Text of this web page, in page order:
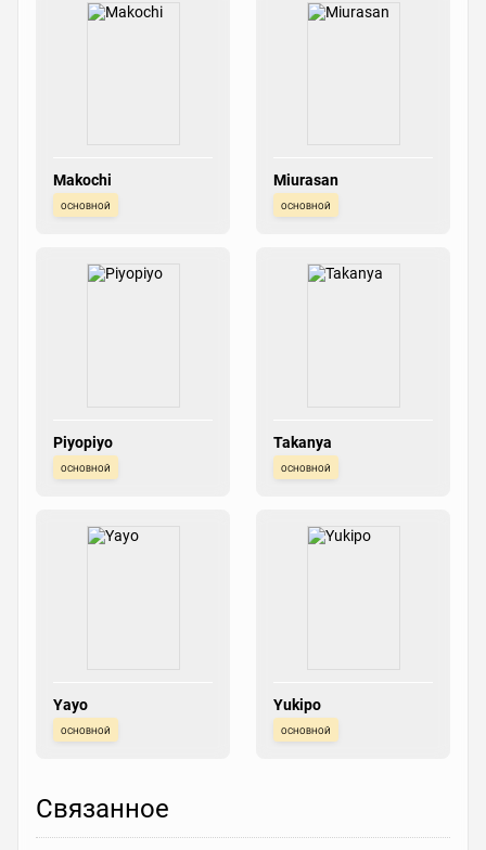
Makochi
основной
Miurasan
основной
Piyopiyo
основной
Takanya
основной
Yayo
основной
Yukipo
основной
Связанное